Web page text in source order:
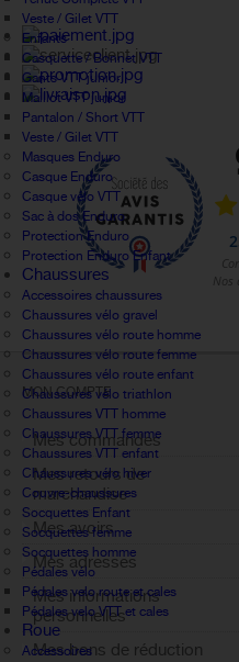
Veste / Gilet VTT
Enfants
Casquette / Bonnet VTT
Gants VTT junior
Maillot VTT junior
Pantalon / Short VTT
Veste / Gilet VTT
Masques Enduro
Casque Enduro
Casque vélo VTT
Sac à dos Enduro
Protection Enduro
Protection Enduro Enfant
Chaussures
Accessoires chaussures
Chaussures vélo gravel
Chaussures vélo route homme
Chaussures vélo route femme
Chaussures vélo route enfant
Chaussures vélo triathlon
Chaussures VTT homme
Chaussures VTT femme
Chaussures VTT enfant
Chaussures vélo hiver
Couvre-chaussures
Socquettes Enfant
Socquettes femme
Socquettes homme
Pédales vélo
Pédales velo route et cales
Pédales velo VTT et cales
Roue
Accessoires
MON COMPTE
Mes commandes
Mes retours de
marchandise
Mes avoirs
Mes adresses
Mes informations
personnelles
Mes bons de réduction